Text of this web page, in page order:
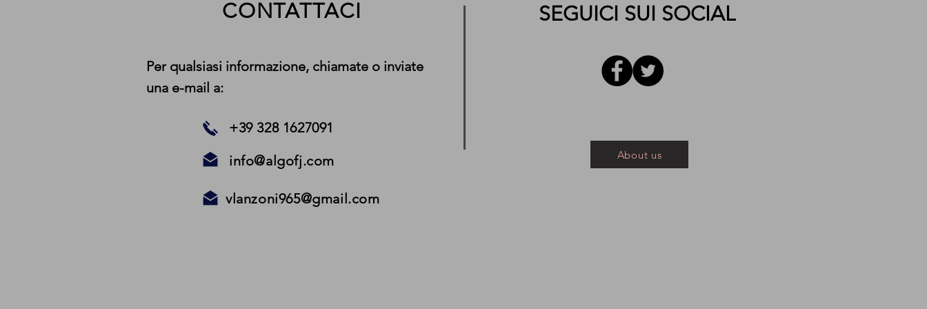
CONTATTACI
Per qualsiasi informazione, chiamate o inviate
una e-mail a:
+39 328 1627091
info@algofj.com
SEGUICI SUI SOCIAL
About us
vlanzoni965@gmail.com